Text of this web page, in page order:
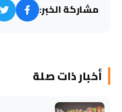
مشاركة الخبر:
أخبار ذات صلة